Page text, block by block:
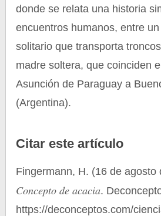
donde se relata una historia
encuentros humanos, entre
solitario que transporta
madre soltera, que coinciden
Asunción de Paraguay a
(Argentina).
Citar este artículo
Fingermann, H. (16 de agosto
Concepto de acacia.
https://deconceptos.com/